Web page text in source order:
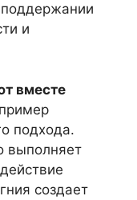
поддержании
и
вместе
подхода.
выполняет
создает